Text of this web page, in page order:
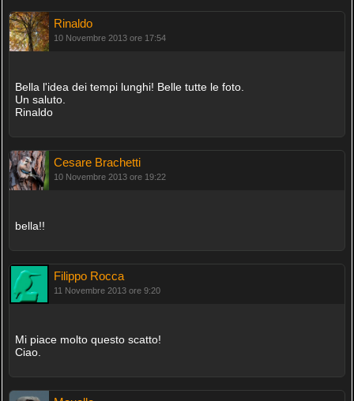
Rinaldo
10 Novembre 2013 ore 17:54
Bella l'idea dei tempi lunghi! Belle tutte le foto.
Un saluto.
Rinaldo
Cesare Brachetti
10 Novembre 2013 ore 19:22
bella!!
Filippo Rocca
11 Novembre 2013 ore 9:20
Mi piace molto questo scatto!
Ciao.